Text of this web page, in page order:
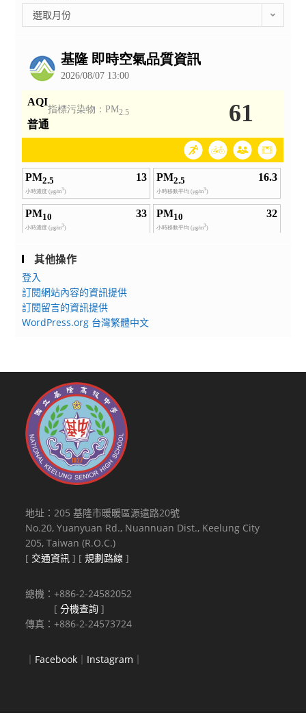
整
選取月份
其他操作
登入
訂閱網站內容的資訊提供
訂閱留言的資訊提供
WordPress.org 台灣繁體中文
地址：205 基隆市暖暖區源遠路20號
No.20, Yuanyuan Rd., Nuannuan Dist., Keelung City
205, Taiwan (R.O.C.)
[ 交通資訊 ] [規劃路線 ]
總機：+886-2-24582052
[分機查詢 ]
傳真：+886-2-24573724
｜ Facebook ｜ Instagram ｜